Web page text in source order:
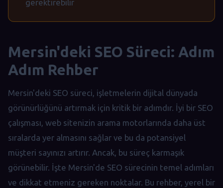
gerektirebilir
Mersin'deki SEO Süreci: Adım
Adım Rehber
Mersin'deki SEO süreci, işletmelerin dijital dünyada
görünürlüğünü artırmak için kritik bir adımdır. İyi bir SEO
çalışması, web sitenizin arama motorlarında daha üst
sıralarda yer almasını sağlar ve bu da potansiyel
müşteri sayınızı artırır. Ancak, bu süreç karmaşık
görünebilir. İşte Mersin'de SEO sürecinin temel adımları
ve dikkat etmeniz gereken noktalar. Bu rehber, yerel bir